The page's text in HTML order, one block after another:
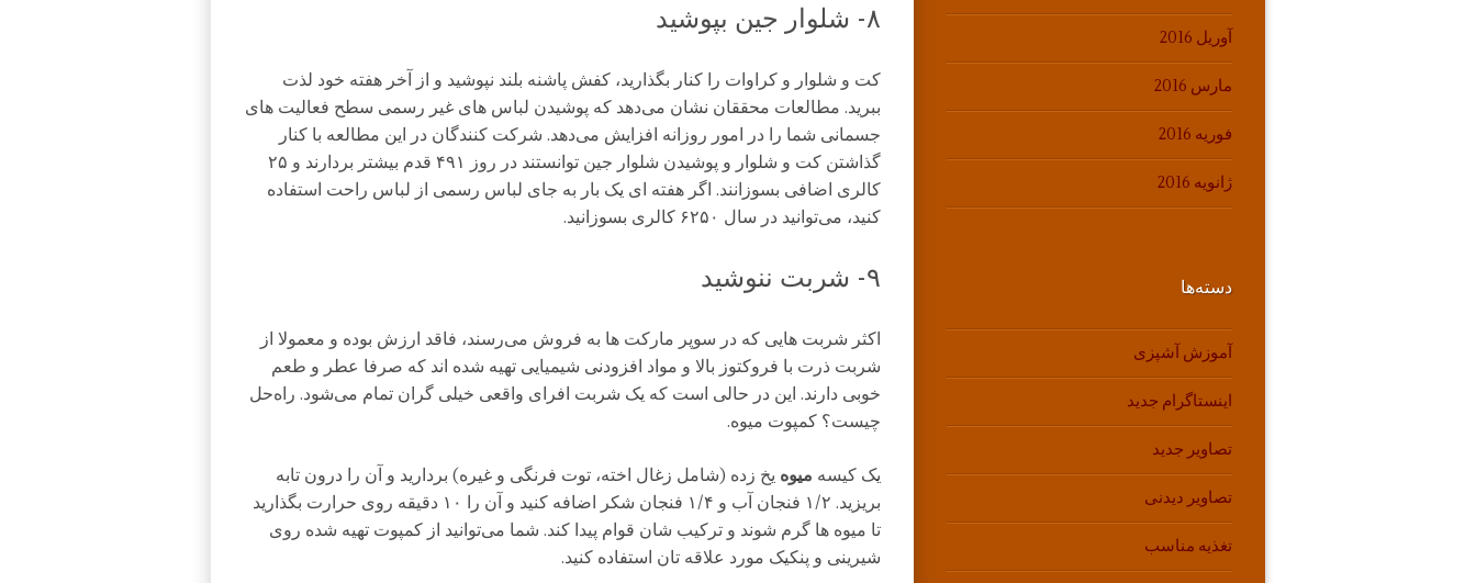
۸- شلوار جین بپوشید
کت و شلوار و کراوات را کنار بگذارید، کفش پاشنه ‌بلند نپوشید و از آخر هفته خود لذت
ببرید. مطالعات محققان نشان می‌دهد که پوشیدن لباس ‌های غیر رسمی سطح فعالیت ‌های
جسمانی شما را در امور روزانه افزایش می‌دهد. شرکت‌ کنندگان در این مطالعه با کنار
گذاشتن کت و شلوار و پوشیدن شلوار جین توانستند در روز ۴۹۱ قدم بیشتر بردارند و ۲۵
کالری اضافی بسوزانند. اگر هفته‌ ای یک بار به جای لباس رسمی از لباس راحت استفاده
کنید، می‌توانید در سال ۶۲۵۰ کالری بسوزانید.
۹- شربت ننوشید
اکثر شربت ‌هایی که در سوپر مارکت‌ ها به فروش می‌رسند، فاقد ارزش بوده و معمولا از
شربت ذرت با فروکتوز بالا و مواد افزودنی شیمیایی تهیه شده ‌اند که صرفا عطر و طعم
خوبی دارند. این در حالی است که یک شربت افرای واقعی خیلی گران تمام می‌شود. راه‌حل
چیست؟ کمپوت میوه.
یک کیسه میوه یخ زده (شامل زغال اخته، توت فرنگی و غیره) بردارید و آن را درون تابه
بریزید. ۱/۲ فنجان آب و ۱/۴ فنجان شکر اضافه کنید و آن را ۱۰ دقیقه روی حرارت بگذارید
تا میوه ‌ها گرم شوند و ترکیب ‌شان قوام پیدا کند. شما می‌توانید از کمپوت تهیه شده روی
شیرینی و پنکیک مورد علاقه ‌تان استفاده کنید.
آوریل 2016
مارس 2016
فوریه 2016
ژانویه 2016
دسته‌ها
آموزش آشپزی
اینستاگرام جدید
تصاویر جدید
تصاویر دیدنی
تغذیه مناسب